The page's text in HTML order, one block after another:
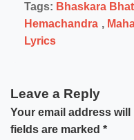
Tags: Bhaskara
Hemachandra ,
Lyrics
Leave a Reply
Your email address
fields are marked *